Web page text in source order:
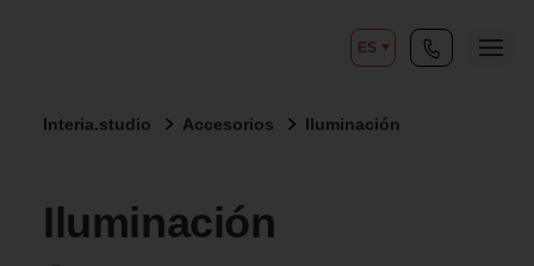
ES
Interia.studio Accesorios Iluminación
Iluminación